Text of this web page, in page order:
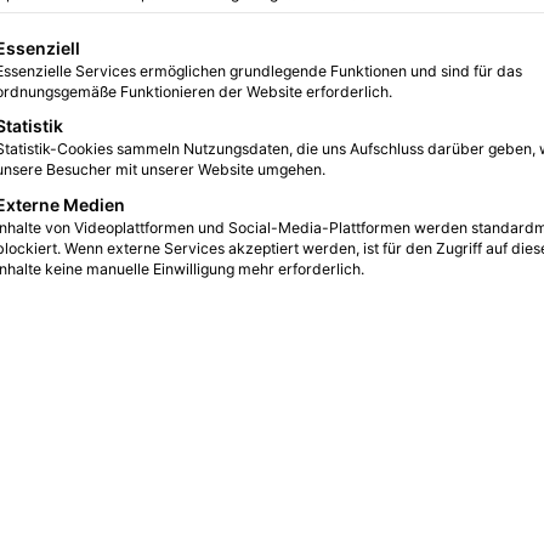
0 12 2 Minuten gelesen
eine Liste der Service-Gruppen, für die eine Einwilligung erteilt
Services ermöglichen grundlegende Funktionen und sind für das
Funktionieren der Website erforderlich.
Cookies sammeln Nutzungsdaten, die uns Aufschluss darüber geben,
Besucher mit unserer Website umgehen.
Medien
von Videoplattformen und Social-Media-Plattformen werden
Wenn externe Services akzeptiert werden, ist für den Zugriff auf
keine manuelle Einwilligung mehr erforderlich.